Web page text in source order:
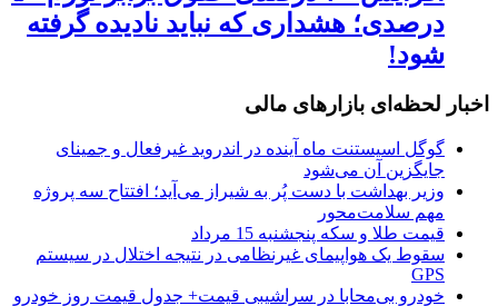
درصدی؛ هشداری که نباید نادیده گرفته
شود!
اخبار لحظه‌ای بازارهای مالی
گوگل اسیستنت ماه آینده در اندروید غیرفعال و جمینای
جایگزین آن می‌شود
وزیر بهداشت با دست پُر به شیراز می‌آید؛ افتتاح سه پروژه
مهم سلامت‌محور
قیمت طلا و سکه پنجشنبه 15 مرداد
سقوط یک هواپیمای غیرنظامی در نتیجه اختلال در سیستم‌
GPS
خودرو بی‌محابا در سراشیبی قیمت+ جدول قیمت روز خودرو